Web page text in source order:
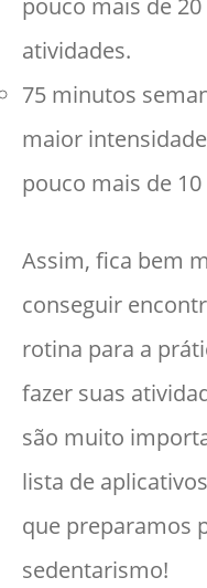
pouco mais de
atividades.
75 minutos
maior
pouco mais de
Assim, fica bem
conseguir
rotina para a
fazer suas
são muito
lista de
que preparamos
sedentarismo!